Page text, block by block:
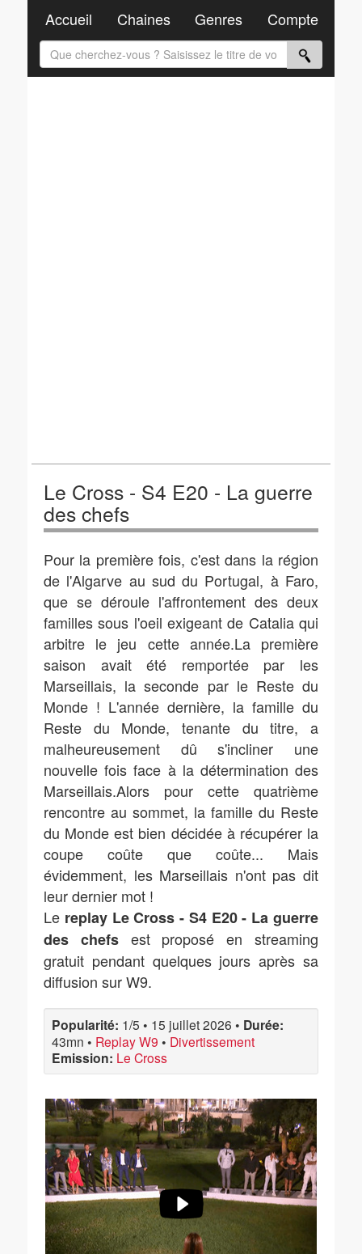
Le Cross - S4 E20 - La guerre
des chefs
Pour la première fois, c'est dans la région
de l'Algarve au sud du Portugal, à Faro,
que se déroule l'affrontement des deux
familles sous l'oeil exigeant de Catalia qui
arbitre le jeu cette année.La première
saison avait été remportée par les
Marseillais, la seconde par le Reste du
Monde ! L'année dernière, la famille du
Reste du Monde, tenante du titre, a
malheureusement dû s'incliner une
nouvelle fois face à la détermination des
Marseillais.Alors pour cette quatrième
rencontre au sommet, la famille du Reste
du Monde est bien décidée à récupérer la
coupe coûte que coûte... Mais
évidemment, les Marseillais n'ont pas dit
leur dernier mot !
Le replay Le Cross - S4 E20 - La guerre
des chefsest proposé en streaming
gratuit pendant quelques jours après sa
diffusion sur W9.
Popularité: 1/5 • 15 juillet 2026 • Durée:
43mn • Replay W9 • Divertissement
Emission: Le Cross
Accueil Chaines Genres Compte